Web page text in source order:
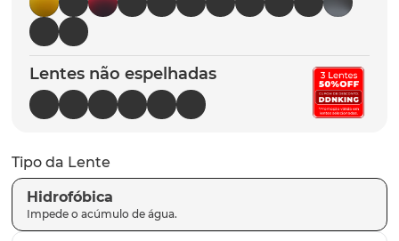
Lentes não espelhadas
Tipo da Lente
Hidrofóbica
6º t-shock
7º gasket
8º parafusos
9º latch